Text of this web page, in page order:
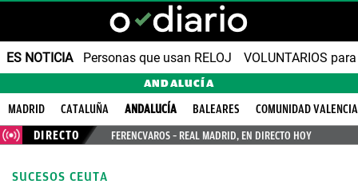
ES NOTICIA Personas que usan RELOJ VOLUNTARIOS
ANDALUCÍA
MADRID CATALUÑA ANDALUCÍA BALEARES
COMUNIDAD
DIRECTO
FERENCVAROS – REAL MADRID, EN DIRECTO HOY
SUCESOS CEUTA